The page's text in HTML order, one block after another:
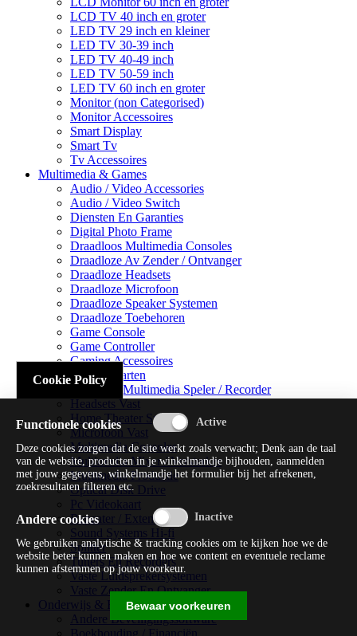
LCD TV 40 inch en groter
LED TV 29 inch en kleiner
LED TV 30-39 inch
LED TV 40-49 inch
LED TV 50-59 inch
LED TV 60 inch en groter
Monitor (non Categorised)
Monitor Accessoires
Smart Display
Smart Tv
Tv Accessoires
Multimedia & Games
Audio / Video Accessories
Audio / Video Switch
Diensten En Garanties
Digital Photo Frame
Draadloos Multimedia Consoles
Draadloze Av Zender / Ontvanger
Draadloze Headsets
Draadloze Microfoon
Draadloze Speaker Systemen
Draadloze Toebehoren
Game Console
Game Controller
Gaming Accessoires
Geluidskaarten
Handheld Multimedia Speler / Recorder
Headsets Vast
Home Theater Systems
Microfoon Vast
Multimedia Consoles
Multimedia Mixer / Versterker
Multimedia Productie
Optical Disk Drive
Pc Videokaart
Repeater / Extender
Sound Systems Hi-fi
Splitter
Tuners En Recorders
Vaste Luidsprekersystemen
Vaste Zender En Ontvanger
Onderwijs & Recreatie
Andere Beveiligingssoftware
Cookie Policy
Functionele cookies
Deze cookies zorgen dat de site werkt zoals verwacht; Denk aan de taal
van de website, producten in je winkelmandje bijhouden, aanmelden
met jouw gegevens, winkelmandje het formulier bij het afrekenen,
zoekresultaten filteren etc.
Andere cookies
We gebruiken analytische & tracking cookies om te kijken hoe we de
website beter kunnen maken en hoe we content en eventuele reclame
kunnen afstemmen op jouw voorkeur.
Bewaar voorkeuren